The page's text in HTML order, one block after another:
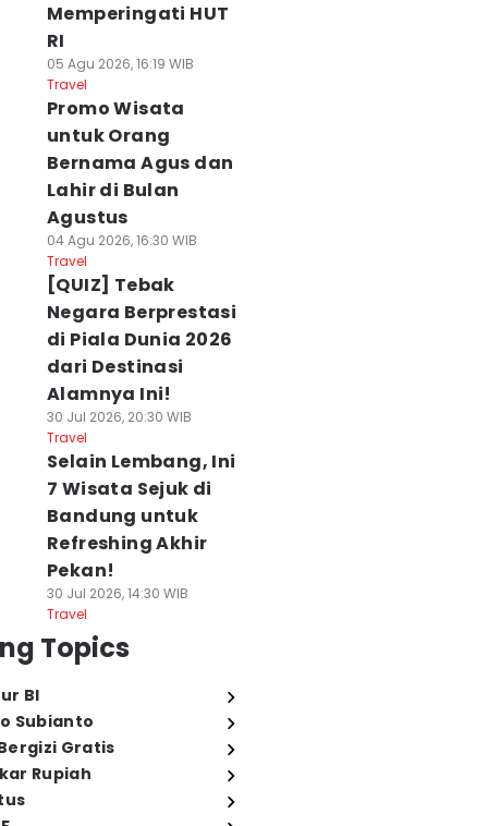
Memperingati HUT
RI
05 Agu 2026, 16:19 WIB
Travel
Promo Wisata
untuk Orang
Bernama Agus dan
Lahir di Bulan
Agustus
04 Agu 2026, 16:30 WIB
Travel
[QUIZ] Tebak
Negara Berprestasi
di Piala Dunia 2026
dari Destinasi
Alamnya Ini!
30 Jul 2026, 20:30 WIB
Travel
Selain Lembang, Ini
7 Wisata Sejuk di
Bandung untuk
Refreshing Akhir
Pekan!
30 Jul 2026, 14:30 WIB
Travel
Topics
BI
Subianto
Gratis
Rupiah